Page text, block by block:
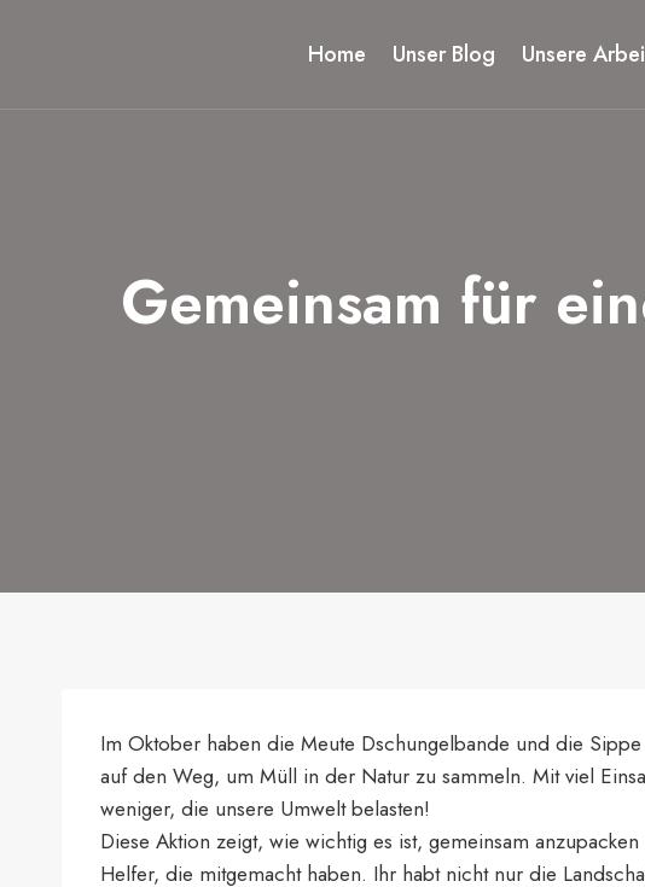
Home Unser Blog Unsere
Gemeinsam für
Im Oktober haben die Meute Dschungelbande und die
auf den Weg, um Müll in der Natur zu sammeln. Mit viel
weniger, die unsere Umwelt belasten!
Diese Aktion zeigt, wie wichtig es ist, gemeinsam
Helfer, die mitgemacht haben. Ihr habt nicht nur die